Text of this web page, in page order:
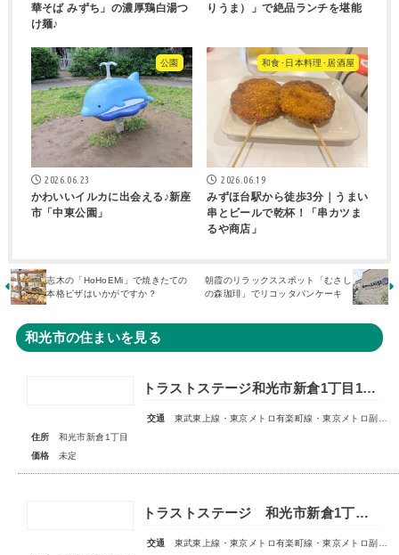
華そば みずち」の濃厚鶏白湯つ
け麺♪
りうま）」で絶品ランチを堪能
公園
2026.06.23
かわいいイルカに出会える♪新座
市「中東公園」
和食･日本料理･居酒屋
2026.06.19
みずほ台駅から徒歩3分｜うまい
串とビールで乾杯！「串カツま
るや商店」
志木の「HoHoEMi」で焼きたての
本格ピザはいかがですか？
朝霞のリラックススポット「むさし
の森珈琲」でリコッタパンケーキ
和光市の住まいを見る
トラストステージ和光市新倉1丁目16期 全11区画◇販売予告◇
交通
東武東上線・東京メトロ有楽町線・東京メトロ副都心線「和光市」駅 徒歩14～15分
住所
和光市新倉1丁目
価格
未定
トラストステージ 和光市新倉1丁目17期 全5区画■第1期分譲 販売予告■
交通
東武東上線・東京メトロ有楽町線・東京メトロ副都心線「和光市」駅 徒歩14～15分